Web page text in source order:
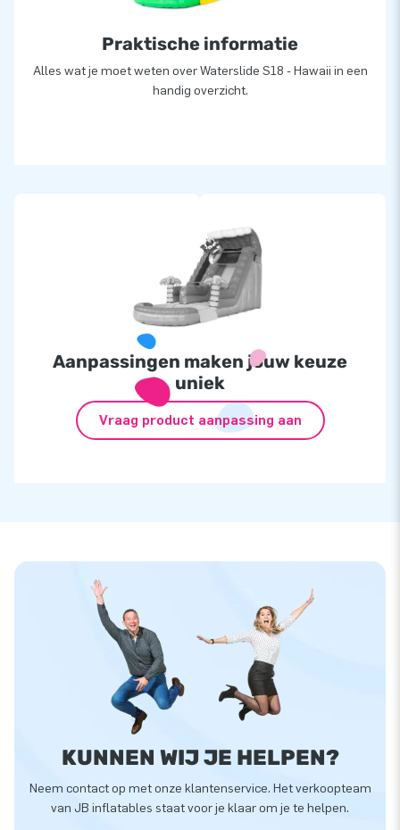
Praktische informatie
Alles wat je moet weten over Waterslide S18 - Hawaii in een
handig overzicht.
Aanpassingen maken jouw keuze
uniek
Vraag product aanpassing aan
KUNNEN WIJ JE HELPEN?
Neem contact op met onze klantenservice. Het verkoopteam
van JB inflatables staat voor je klaar om je te helpen.